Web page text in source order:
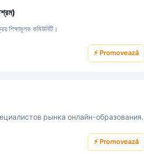
শিক্ষামূলক কমিউনিটি।
⚡ Promovează
рынка онлайн-образования.
⚡ Promovează